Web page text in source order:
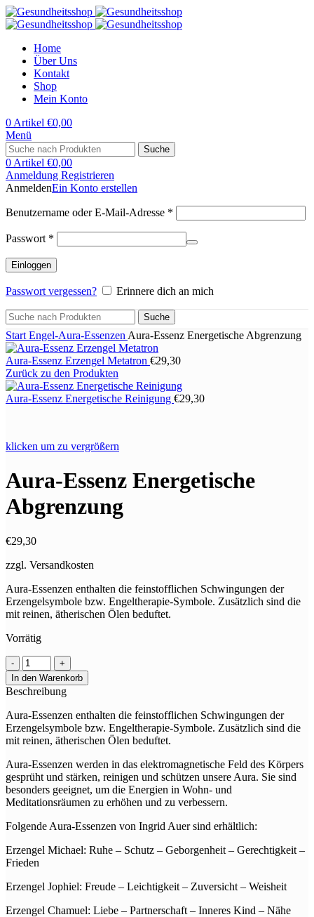
Home
Über Uns
Kontakt
Shop
Mein Konto
0 Artikel €0,00
Menü
Suche
0 Artikel €0,00
Anmeldung Registrieren
AnmeldenEin Konto erstellen
Benutzername oder E-Mail-Adresse *
Passwort *
Einloggen
Passwort vergessen? Erinnere dich an mich
Suche
Start Engel-Aura-Essenzen Aura-Essenz Energetische Abgrenzung
Aura-Essenz Erzengel Metatron €29,30
Zurück zu den Produkten
Aura-Essenz Energetische Reinigung €29,30
klicken um zu vergrößern
Aura-Essenz Energetische
Abgrenzung
€29,30
zzgl. Versandkosten
Aura-Essenzen enthalten die feinstofflichen Schwingungen der
Erzengelsymbole bzw. Engeltherapie-Symbole. Zusätzlich sind die
mit reinen, ätherischen Ölen beduftet.
Vorrätig
Aura-
Essenz
Energetische
Abgrenzung
Menge
In den Warenkorb
Beschreibung
Aura-Essenzen enthalten die feinstofflichen Schwingungen der
Erzengelsymbole bzw. Engeltherapie-Symbole. Zusätzlich sind die
mit reinen, ätherischen Ölen beduftet.
Aura-Essenzen werden in das elektromagnetische Feld des Körpers
gesprüht und stärken, reinigen und schützen unsere Aura. Sie sind
besonders geeignet, um die Energien in Wohn- und
Meditationsräumen zu erhöhen und zu verbessern.
Folgende Aura-Essenzen von Ingrid Auer sind erhältlich:
Erzengel Michael: Ruhe – Schutz – Geborgenheit – Gerechtigkeit –
Frieden
Erzengel Jophiel: Freude – Leichtigkeit – Zuversicht – Weisheit
Erzengel Chamuel: Liebe – Partnerschaft – Inneres Kind – Nähe